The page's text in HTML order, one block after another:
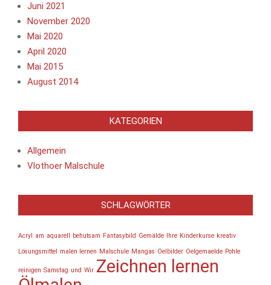
Juni 2021
November 2020
Mai 2020
April 2020
Mai 2015
August 2014
KATEGORIEN
Allgemein
Vlothoer Malschule
SCHLAGWÖRTER
Acryl am aquarell behutsam Fantasybild Gemälde Ihre Kinderkurse kreativ
Lösungsmittel
malen lernen Malschule Mangas Oelbilder Oelgemaelde Pohle
reinigen Samstag und Wir Zeichnen lernen